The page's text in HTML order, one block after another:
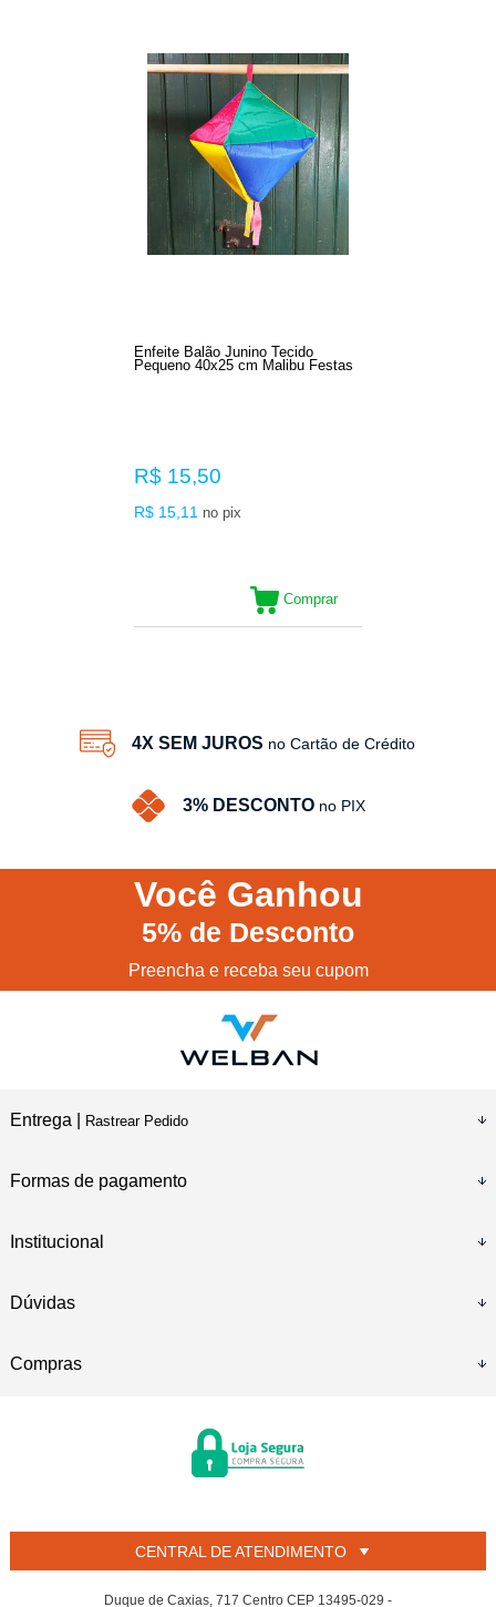
Enfeite Balão Junino Tecido
Pequeno 40x25 cm Malibu Festas
R$ 15,50
R$ 15,11 no pix
Comprar
4X SEM JUROS no Cartão de Crédito
3% DESCONTO no PIX
Você Ganhou
5% de Desconto
Preencha e receba seu cupom
Entrega | Rastrear Pedido
Formas de pagamento
Institucional
Dúvidas
Compras
CENTRAL DE ATENDIMENTO
Duque de Caxias, 717 Centro CEP 13495-029 -